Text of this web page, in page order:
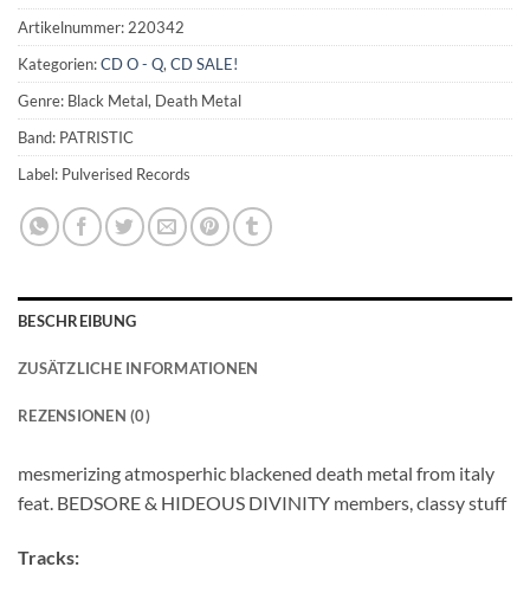
Artikelnummer:220342
Kategorien:CD O - Q,CD SALE!
Genre: Black Metal, Death Metal
Band: PATRISTIC
Label: Pulverised Records
BESCHREIBUNG
ZUSÄTZLICHE INFORMATIONEN
REZENSIONEN (0)
mesmerizing atmosperhic blackened death metal from italy
feat. BEDSORE & HIDEOUS DIVINITY members, classy stuff
Tracks: